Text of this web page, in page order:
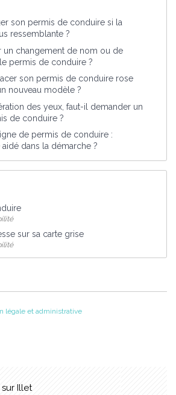
son permis de conduire si la
ressemblante ?
un changement de nom ou de
permis de conduire ?
son permis de conduire rose
nouveau modèle ?
des yeux, faut-il demander un
de conduire ?
de permis de conduire :
dans la démarche ?
sur sa carte grise
légale et administrative
Illet